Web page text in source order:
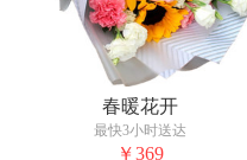
春暖花开
最快3小时送达
￥369